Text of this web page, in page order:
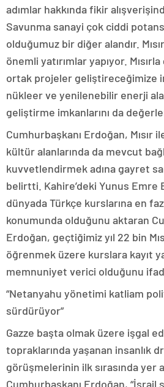
adımlar hakkında fikir
Savunma sanayi çok ciddi
olduğumuz bir diğer alandır.
önemli yatırımlar yapıyor.
ortak projeler geliştireceğimize
nükleer ve yenilenebilir enerji
geliştirme imkanlarını da
Cumhurbaşkanı Erdoğan, Mısır
kültür alanlarında da mevcut
kuvvetlendirmek adına gayret
belirtti. Kahire’deki Yunus Emre
dünyada Türkçe kurslarına en
konumunda olduğunu aktaran
Erdoğan, geçtiğimiz yıl 22 bin
öğrenmek üzere kurslara kayıt
memnuniyet verici olduğunu
“Netanyahu yönetimi katliam
sürdürüyor”
Gazze başta olmak üzere işgal
topraklarında yaşanan insanlık
görüşmelerinin ilk sırasında yer
Cumhurbaşkanı Erdoğan, “İsrail